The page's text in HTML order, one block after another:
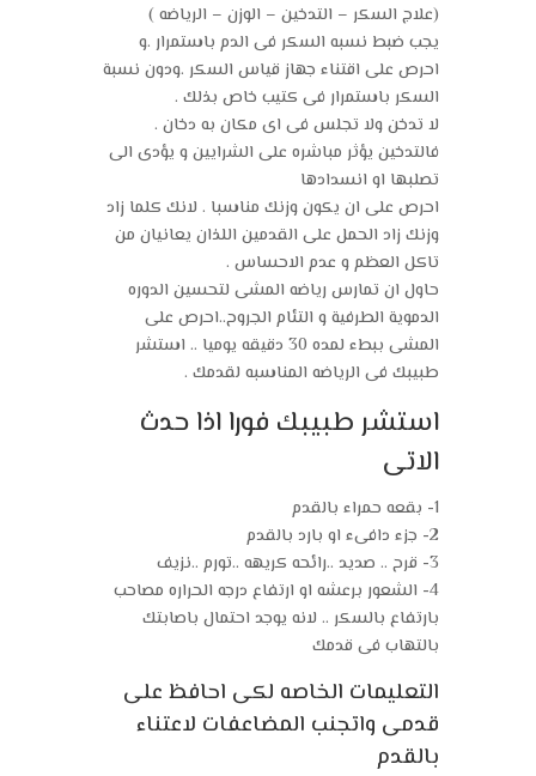
(علاج السكر – التدخين – الوزن – الرياضه )
يجب ضبط نسبه السكر فى الدم باستمرار .و
احرص على اقتناء جهاز قياس السكر .ودون نسبة
السكر باستمرار فى كتيب خاص بذلك .
لا تدخن ولا تجلس فى اى مكان به دخان .
فالتدخين يؤثر مباشره على الشرايين و يؤدى الى
تصلبها او انسدادها
احرص على ان يكون وزنك مناسبا . لانك كلما زاد
وزنك زاد الحمل على القدمين اللذان يعانيان من
تاكل العظم و عدم الاحساس .
حاول ان تمارس رياضه المشى لتحسين الدوره
الدموية الطرفية و التئام الجروح..احرص على
المشى ببطء لمده 30 دقيقه يوميا .. استشر
طبيبك فى الرياضه المناسبه لقدمك .
استشر طبيبك فورا اذا حدث
الاتى
1- بقعه حمراء بالقدم
2- جزء دافىء او بارد بالقدم
3- قرح .. صديد ..رائحه كريهه ..تورم ..نزيف
4- الشعور برعشه او ارتفاع درجه الحراره مصاحب
بارتفاع بالسكر .. لانه يوجد احتمال باصابتك
بالتهاب فى قدمك
التعليمات الخاصه لكى احافظ على
قدمى واتجنب المضاعفات لاعتناء
بالقدم